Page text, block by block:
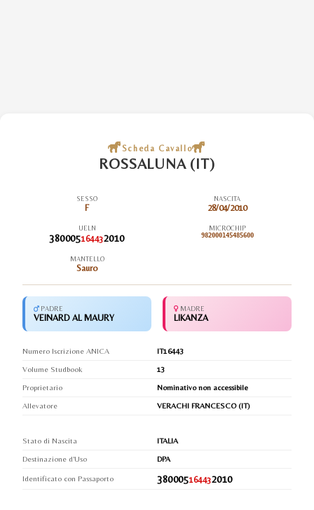
Scheda Cavallo
ROSSALUNA (IT)
SESSO
F
NASCITA
28/04/2010
UELN
380005164432010
MICROCHIP
982000145485600
MANTELLO
Sauro
PADRE
VEINARD AL MAURY
MADRE
LIKANZA
Numero Iscrizione ANICA
IT16443
Volume Studbook
13
Proprietario
Nominativo non accessibile
Allevatore
VERACHI FRANCESCO (IT)
Stato di Nascita
ITALIA
Destinazione d'Uso
DPA
Identificato con Passaporto 380005164432010